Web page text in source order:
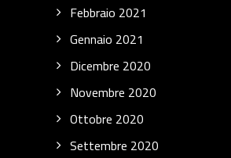
Febbraio 2021
Gennaio 2021
Dicembre 2020
Novembre 2020
Ottobre 2020
Settembre 2020